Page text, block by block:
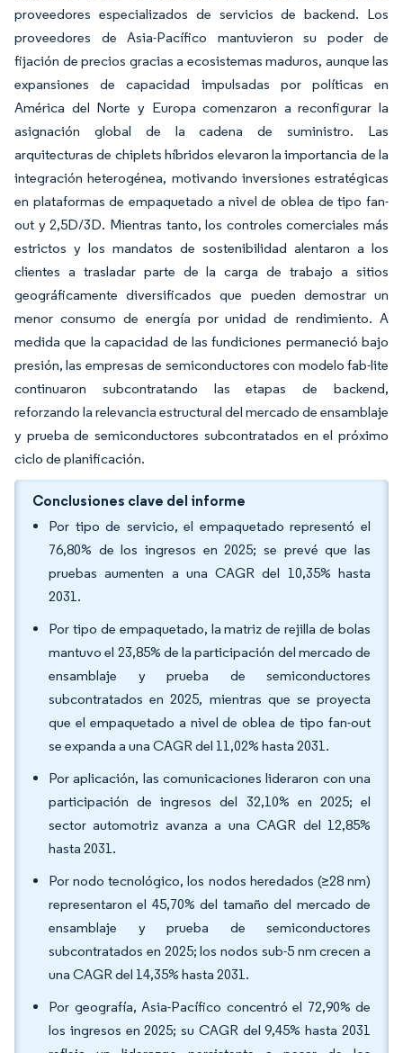
proveedores especializados de servicios de backend. Los
proveedores de Asia-Pacífico mantuvieron su poder de
fijación de precios gracias a ecosistemas maduros, aunque las
expansiones de capacidad impulsadas por políticas en
América del Norte y Europa comenzaron a reconfigurar la
asignación global de la cadena de suministro. Las
arquitecturas de chiplets híbridos elevaron la importancia de la
integración heterogénea, motivando inversiones estratégicas
en plataformas de empaquetado a nivel de oblea de tipo fan-
out y 2,5D/3D. Mientras tanto, los controles comerciales más
estrictos y los mandatos de sostenibilidad alentaron a los
clientes a trasladar parte de la carga de trabajo a sitios
geográficamente diversificados que pueden demostrar un
menor consumo de energía por unidad de rendimiento. A
medida que la capacidad de las fundiciones permaneció bajo
presión, las empresas de semiconductores con modelo fab-lite
continuaron subcontratando las etapas de backend,
reforzando la relevancia estructural del mercado de ensamblaje
y prueba de semiconductores subcontratados en el próximo
ciclo de planificación.
Conclusiones clave del informe
Por tipo de servicio, el empaquetado representó el
76,80% de los ingresos en 2025; se prevé que las
pruebas aumenten a una CAGR del 10,35% hasta
2031.
Por tipo de empaquetado, la matriz de rejilla de bolas
mantuvo el 23,85% de la participación del mercado de
ensamblaje y prueba de semiconductores
subcontratados en 2025, mientras que se proyecta
que el empaquetado a nivel de oblea de tipo fan-out
se expanda a una CAGR del 11,02% hasta 2031.
Por aplicación, las comunicaciones lideraron con una
participación de ingresos del 32,10% en 2025; el
sector automotriz avanza a una CAGR del 12,85%
hasta 2031.
Por nodo tecnológico, los nodos heredados (≥28 nm)
representaron el 45,70% del tamaño del mercado de
ensamblaje y prueba de semiconductores
subcontratados en 2025; los nodos sub-5 nm crecen a
una CAGR del 14,35% hasta 2031.
Por geografía, Asia-Pacífico concentró el 72,90% de
los ingresos en 2025; su CAGR del 9,45% hasta 2031